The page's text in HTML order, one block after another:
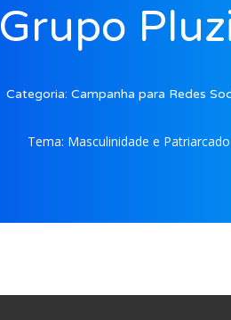
Grupo
Categoria: Campanha para Redes
Tema: Masculinidade e Patriarcado